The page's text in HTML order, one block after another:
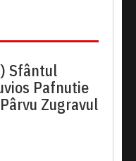
Sfântul
Pafnutie
Zugravul